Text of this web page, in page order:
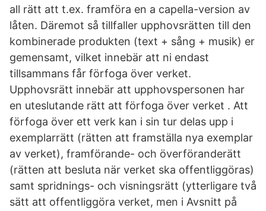
all rätt att t.ex. framföra en a capella-version av
låten. Däremot så tillfaller upphovsrätten till den
kombinerade produkten (text + sång + musik) er
gemensamt, vilket innebär att ni endast
tillsammans får förfoga över verket.
Upphovsrätt innebär att upphovspersonen har
en uteslutande rätt att förfoga över verket . Att
förfoga över ett verk kan i sin tur delas upp i
exemplarrätt (rätten att framställa nya exemplar
av verket), framförande- och överföranderätt
(rätten att besluta när verket ska offentliggöras)
samt spridnings- och visningsrätt (ytterligare två
sätt att offentliggöra verket, men i Avsnitt på